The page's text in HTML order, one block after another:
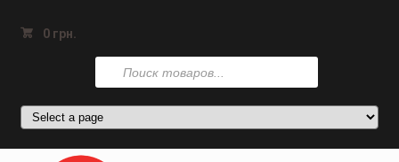
0 грн.
Поиск
товаров